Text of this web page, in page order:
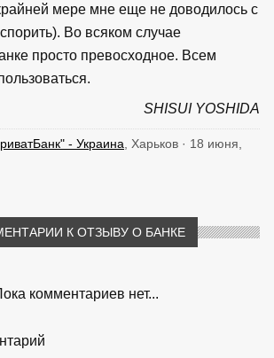
мере мне еще не доводилось с
Во всяком случае
просто превосходное. Всем
SHISUI YOSHIDA
- Украина , Харьков · 18 июня,
К ОТЗЫВУ О БАНКЕ
комментариев нет...